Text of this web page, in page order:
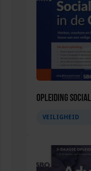
Opleiding
VEILIGHEID